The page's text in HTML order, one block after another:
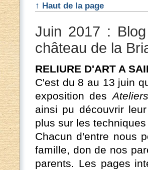
↑ Haut de la page
Juin 2017 :
château de la
RELIURE D'ART A
C'est du 8 au 13 juin
exposition des
ainsi pu découvrir
plus sur les
Chacun d'entre nous
famille, don de nos
parents. Les pages